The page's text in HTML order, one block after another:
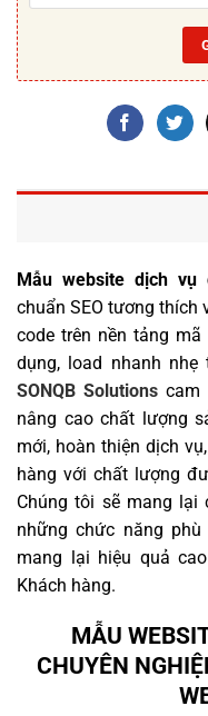
Mẫu website dịch vụ
chuẩn SEO tương
code trên nền tảng
dụng, load nhanh
SONQB Solutionscam
nâng cao chất lượng
mới, hoàn thiện dịch
hàng với chất lượng
Chúng tôi sẽ mang lại
những chức năng
mang lại hiệu quả
Khách hàng.
MẪU
CHUYÊN